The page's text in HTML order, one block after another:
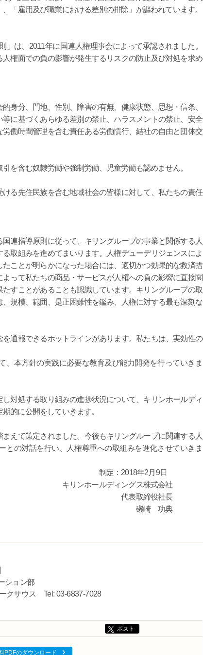
「雇用及び職業における差別の排除」が謳われています。
は、2011年に国連人権理事会によって承認されました。
権面での負の影響が発生するリスクの防止及び対処を求め
身分、門地、性別、障害の有無、健康状態、思想・信条、
に基づくあらゆる差別の禁止、ハラスメントの禁止、安全
働時間管理を含む責任ある労働慣行、結社の自由と団体交
を含む奴隷労働や強制労働、児童労働も認めません。
る先住民族を含む地域社会の皆様に対して、私たちの責任
連指導原則に従って、キリングループの事業と関係する人
取組みを進めてまいります。人権デューデリジェンスによ
ことが明らかになった場合には、適切かつ効果的な救済措
って私たちの商品・サービスが人権への負の影響に直接関
すことがあることも認識しています。キリングループの取
規模、範囲、是正困難性を鑑み、人権に対する最も深刻な
通報できるホットラインがあります。私たちは、実効性の
、本方針の実践に必要な教育及び能力開発を行っていきま
対処する取り組みの進捗状況について、キリンホールディ
的に公開をしていきます。
えて策定されました。今後もキリングループに関連する人
との対話を行い、人権尊重への取組みを進化させていきま
年2月9日
ングス株式会社
役社長
功典
ション部
クサウス Tel: 03-6837-7028
ポスト
PDFのダウンロード